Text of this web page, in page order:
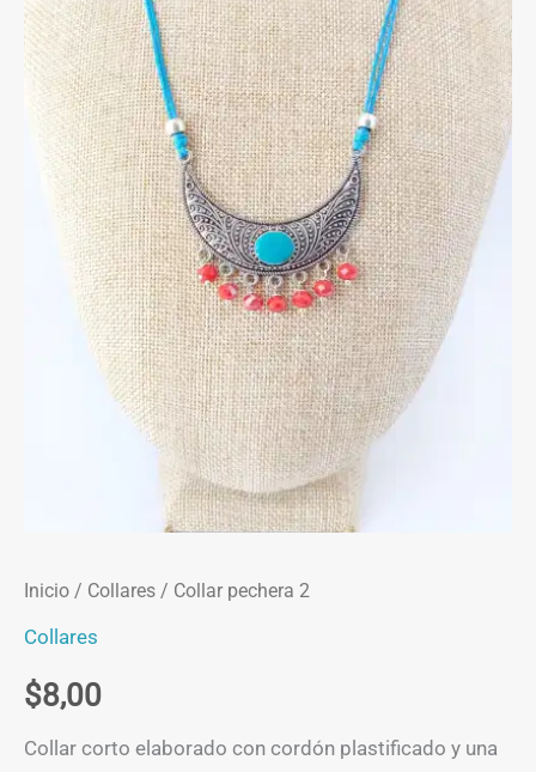
Inicio / Collares / Collar pechera 2
Collares
$8,00
Collar corto elaborado con cordón plastificado y una